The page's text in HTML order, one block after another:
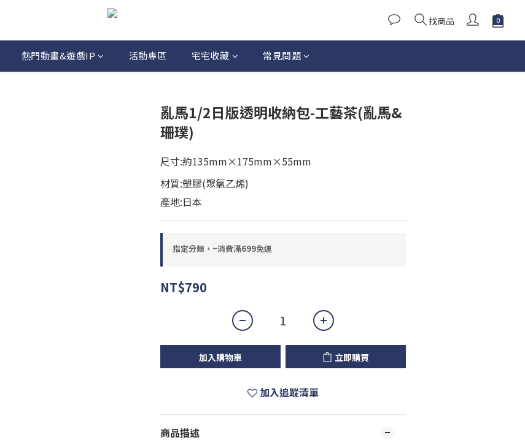
找商品
熱門動畫&遊戲IP 活動專區 宅宅收藏 常見問題
亂馬1/2日版透明收納包-工藝茶(亂馬&
珊璞)
尺寸:約135mm×175mm×55mm
材質:塑膠(聚氯乙烯)
產地:日本
指定分類，~消費滿699免運
NT$790
加入購物車 立即購買
加入追蹤清單
商品描述